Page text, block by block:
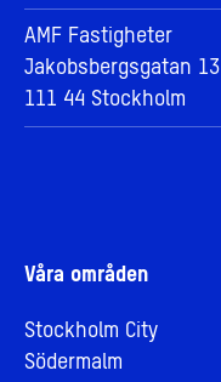
AMF Fastigheter
Jakobsbergsgatan 13
111 44 Stockholm
Våra områden
Stockholm City
Södermalm